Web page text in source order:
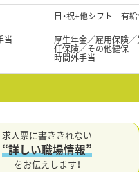
日・祝+他シフト 有給
当
厚生年金／雇用保険
任保険／その他健保
時間外手当
求人票に書ききれない
“詳しい職場情報”
をお伝えします！